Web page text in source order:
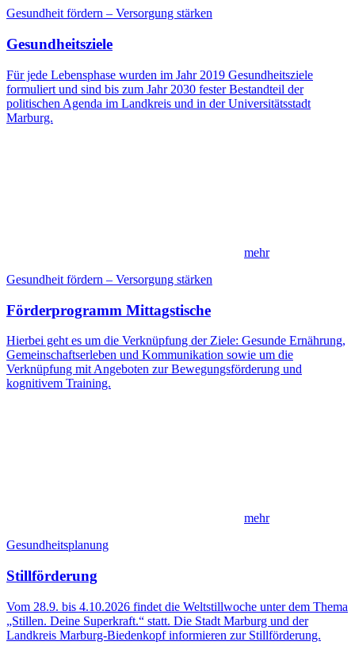
Gesundheit fördern – Versorgung stärken
Gesundheitsziele
Für jede Lebensphase wurden im Jahr 2019 Gesundheitsziele
formuliert und sind bis zum Jahr 2030 fester Bestandteil der
politischen Agenda im Landkreis und in der Universitätsstadt
Marburg.
mehr
Gesundheit fördern – Versorgung stärken
Förderprogramm Mittagstische
Hierbei geht es um die Verknüpfung der Ziele: Gesunde Ernährung,
Gemeinschaftserleben und Kommunikation sowie um die
Verknüpfung mit Angeboten zur Bewegungsförderung und
kognitivem Training.
mehr
Gesundheitsplanung
Stillförderung
Vom 28.9. bis 4.10.2026 findet die Weltstillwoche unter dem Thema
„Stillen. Deine Superkraft.“ statt. Die Stadt Marburg und der
Landkreis Marburg-Biedenkopf informieren zur Stillförderung.